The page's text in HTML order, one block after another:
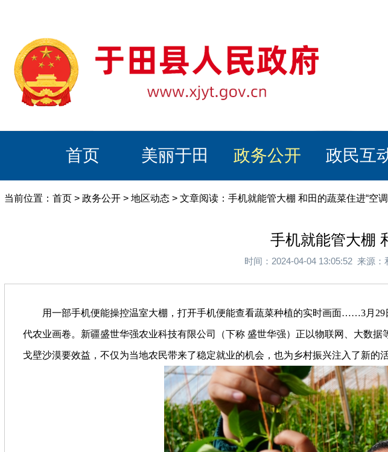
首页 美丽于田 政务公开 政民互
当前位置： 首页 > 政务公开 > 地区动态 > 文章阅读：手机就能管大棚 和田的蔬菜住进“空调
手机就能管大棚
时间：2024-04-04 13:05:52 来源
用一部手机便能操控温室大棚，打开手机便能查看蔬菜种植的实时画面……3月29
代农业画卷。新疆盛世华强农业科技有限公司（下称 盛世华强）正以物联网、大数
戈壁沙漠要效益，不仅为当地农民带来了稳定就业的机会，也为乡村振兴注入了新的活